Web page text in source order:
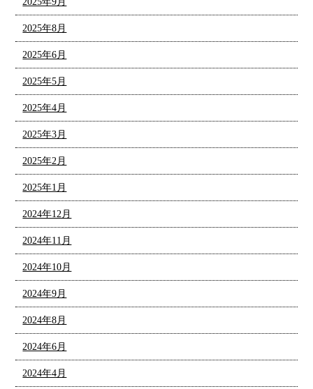
2025年8月
2025年6月
2025年5月
2025年4月
2025年3月
2025年2月
2025年1月
2024年12月
2024年11月
2024年10月
2024年9月
2024年8月
2024年6月
2024年4月